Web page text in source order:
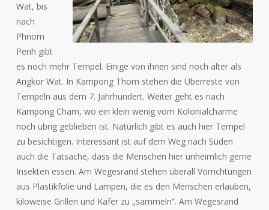
Wat, bis
nach
Phnom
Penh gibt
es noch mehr Tempel. Einige von ihnen sind noch älter als
Angkor Wat. In Kampong Thom stehen die Überreste von
Tempeln aus dem 7. Jahrhundert. Weiter geht es nach
Kampong Cham, wo ein klein wenig vom Kolonialcharme
noch übrig geblieben ist. Natürlich gibt es auch hier Tempel
zu besichtigen. Interessant ist auf dem Weg nach Süden
auch die Tatsache, dass die Menschen hier unheimlich gerne
Insekten essen. Am Wegesrand stehen überall Vorrichtungen
aus Plastikfolie und Lampen, die es den Menschen erlauben,
kiloweise Grillen und Käfer zu „sammeln“. Am Wegesrand